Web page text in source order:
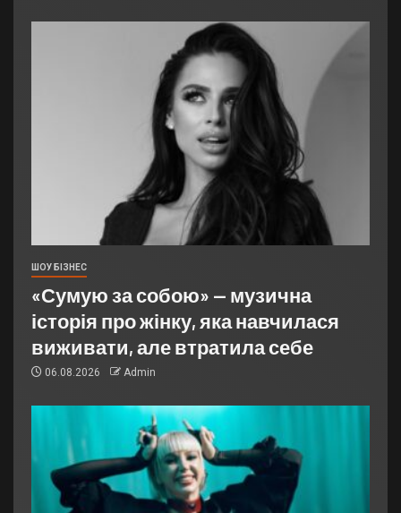
ШОУ БІЗНЕС
«Сумую за собою» — музична
історія про жінку, яка навчилася
виживати, але втратила себе
06.08.2026 Admin